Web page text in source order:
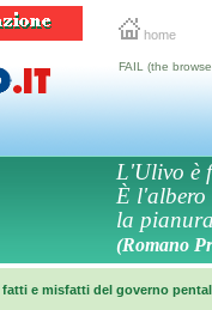
home
FAIL (the
L'Ulivo è
È l'albero
la
(Romano
fatti e misfatti del governo